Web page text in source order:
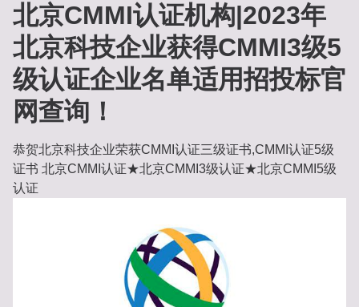
北京CMMI认证机构|2023年
北京科技企业获得CMMI3级5
级认证企业名单适用招投标官
网查询！
恭贺北京科技企业荣获CMMI认证三级证书,CMMI认证5级
证书 北京CMMI认证★北京CMMI3级认证★北京CMMI5级
认证